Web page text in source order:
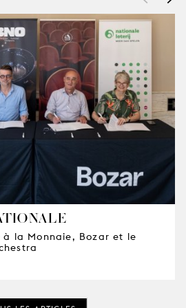
à la Monnaie, Bozar et le